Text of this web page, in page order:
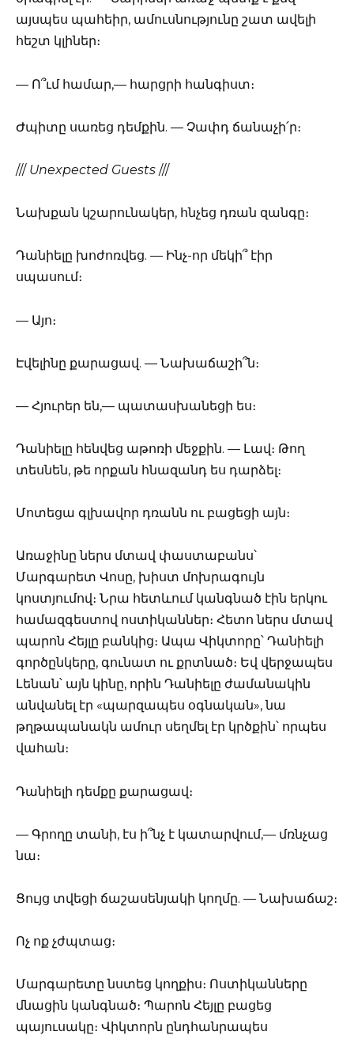
այսպես պահեիր, ամուսնությունը շատ ավելի
հեշտ կլիներ։
— Ո՞ւմ համար,— հարցրի հանգիստ։
Ժպիտը սառեց դեմքին. — Չափդ ճանաչի՛ր։
/// Unexpected Guests ///
Նախքան կշարունակեր, հնչեց դռան զանգը։
Դանիելը խոժոռվեց. — Ինչ-որ մեկի՞ էիր
սպասում։
— Այո։
Էվելինը քարացավ. — Նախաճաշի՞ն։
— Հյուրեր են,— պատասխանեցի ես։
Դանիելը հենվեց աթոռի մեջքին. — Լավ։ Թող
տեսնեն, թե որքան հնազանդ ես դարձել։
Մոտեցա գլխավոր դռանն ու բացեցի այն։
Առաջինը ներս մտավ փաստաբանս՝
Մարգարետ Վոսը, խիստ մոխրագույն
կոստյումով։ Նրա հետևում կանգնած էին երկու
համազգեստով ոստիկաններ։ Հետո ներս մտավ
պարոն Հեյլը բանկից։ Ապա Վիկտորը՝ Դանիելի
գործընկերը, գունատ ու քրտնած։ Եվ վերջապես
Լենան՝ այն կինը, որին Դանիելը ժամանակին
անվանել էր «պարզապես օգնական», նա
թղթապանակն ամուր սեղմել էր կրծքին՝ որպես
վահան։
Դանիելի դեմքը քարացավ։
— Գրողը տանի, էս ի՞նչ է կատարվում,— մռնչաց
նա։
Ցույց տվեցի ճաշասենյակի կողմը. — Նախաճաշ։
Ոչ ոք չժպտաց։
Մարգարետը նստեց կողքիս։ Ոստիկանները
մնացին կանգնած։ Պարոն Հեյլը բացեց
պայուսակը։ Վիկտորն ընդհանրապես